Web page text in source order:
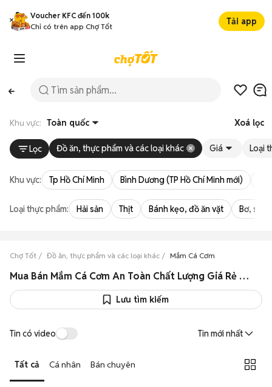
Voucher KFC đến 100k
Chỉ có trên app Chợ Tốt
Tải app
Khu vực: Toàn quốc Xoá lọc
Lọc Đồ ăn, thực phẩm và các loại khác Giá Loại
Khu vực: Tp Hồ Chí Minh Bình Dương (TP Hồ Chí Minh mới)
Loại thực phẩm: Hải sản Thịt Bánh kẹo, đồ ăn vặt Bơ,
Chợ Tốt Đồ ăn, thực phẩm và các loại khác Mắm Cá Cơm
Mua Bán Mắm Cá Cơm An Toàn Chất Lượng Giá Rẻ Như Giá Sỉ
Lưu tìm kiếm
Tin có video Tin mới nhất
Tất cả Cá nhân Bán chuyên